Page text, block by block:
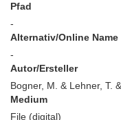
Pfad
-
Alternativ/Online Name
-
Autor/Ersteller
Bogner, M. & Lehner, T.
Medium
File (digital)